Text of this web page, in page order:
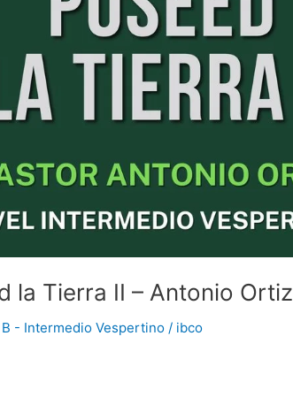
la Tierra II – Antonio Ortiz
- Intermedio Vespertino / ibco